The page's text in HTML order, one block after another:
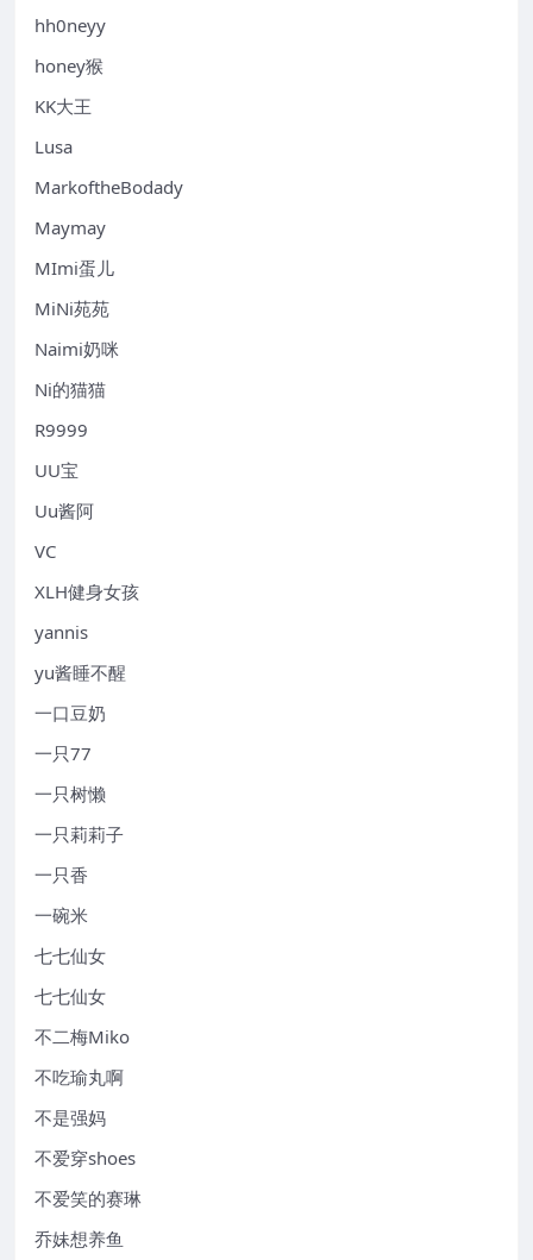
hh0neyy
honey猴
KK大王
Lusa
MarkoftheBodady
Maymay
MImi蛋儿
MiNi苑苑
Naimi奶咪
Ni的猫猫
R9999
UU宝
Uu酱阿
VC
XLH健身女孩
yannis
yu酱睡不醒
一口豆奶
一只77
一只树懒
一只莉莉子
一只香
一碗米
七七仙女
七七仙女
不二梅Miko
不吃瑜丸啊
不是强妈
不爱穿shoes
不爱笑的赛琳
乔妹想养鱼